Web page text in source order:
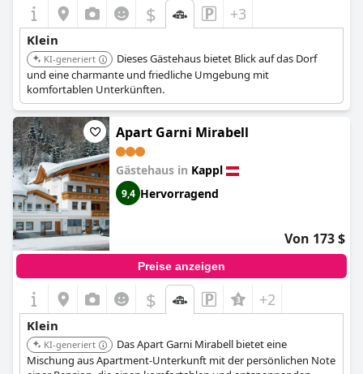
$ +3
Klein
KI-generiert
Dieses Gästehaus bietet Blick auf das Dorf
und eine charmante und friedliche Umgebung mit
komfortablen Unterkünften.
Apart Garni Mirabell
Gästehaus in Kappl
9,4 Hervorragend
Von 173 $
Preise anzeigen
$ +2
Klein
KI-generiert
Das Apart Garni Mirabell bietet eine
Mischung aus Apartment-Unterkunft mit der persönlichen Note